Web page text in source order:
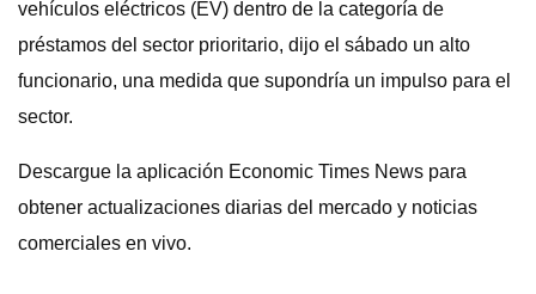
vehículos eléctricos (EV) dentro de la categoría de
préstamos del sector prioritario, dijo el sábado un alto
funcionario, una medida que supondría un impulso para el
sector.
Descargue la aplicación Economic Times News para
obtener actualizaciones diarias del mercado y noticias
comerciales en vivo.